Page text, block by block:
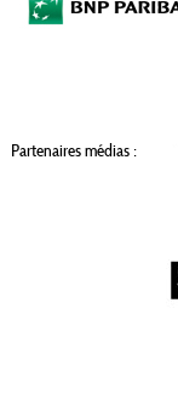
Partenaires médias :